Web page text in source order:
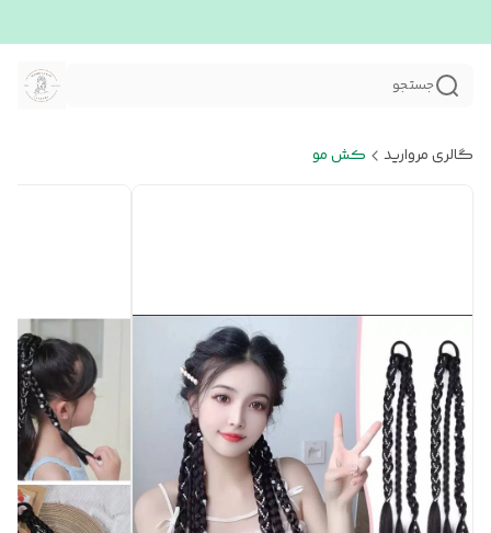
جستجو
گالری مروارید کش مو